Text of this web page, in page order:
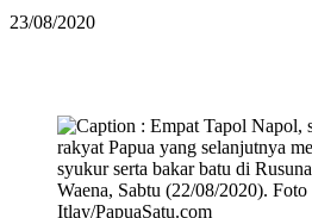
23/08/2020